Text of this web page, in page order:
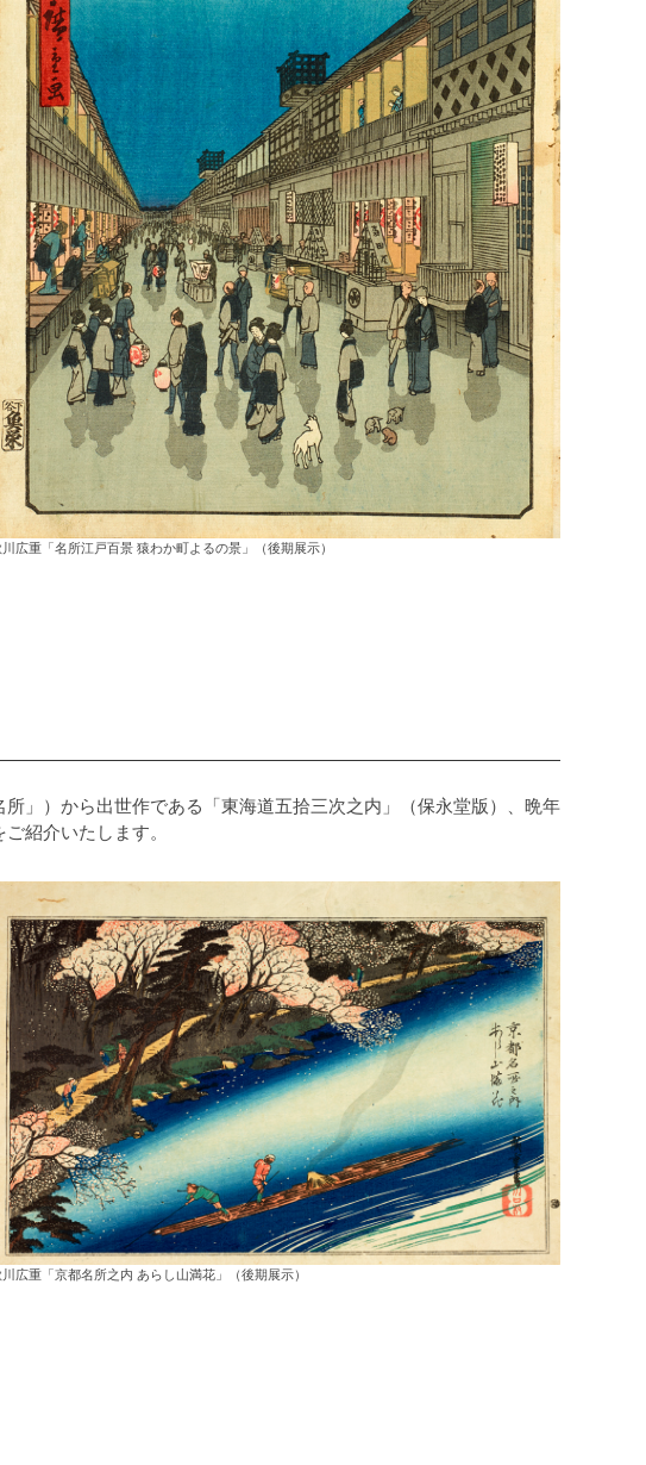
川広重「名所江戸百景 猿わか町よるの景」（後期展示）
」）から出世作である「東海道五拾三次之内」（保永堂版）、晩年
紹介いたします。
川広重「京都名所之内 あらし山満花」（後期展示）